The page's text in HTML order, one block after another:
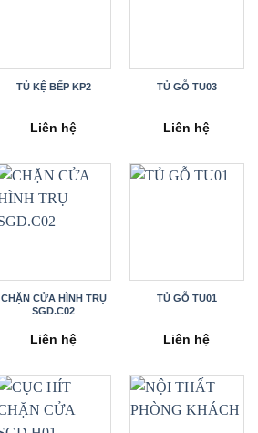
TỦ KỆ BẾP KP2
Liên hệ
TỦ GỖ TU03
Liên hệ
CHẶN CỬA HÌNH TRỤ
SGD.C02
Liên hệ
TỦ GỖ TU01
Liên hệ